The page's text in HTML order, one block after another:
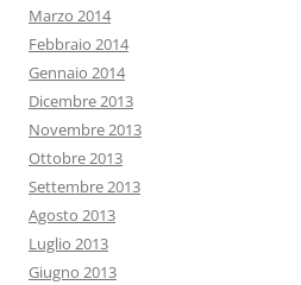
Marzo 2014
Febbraio 2014
Gennaio 2014
Dicembre 2013
Novembre 2013
Ottobre 2013
Settembre 2013
Agosto 2013
Luglio 2013
Giugno 2013